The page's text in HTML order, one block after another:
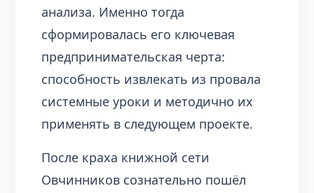
анализа. Именно тогда
сформировалась его ключевая
предпринимательская черта:
способность извлекать из провала
системные уроки и методично их
применять в следующем проекте.
После краха книжной сети
Овчинников сознательно пошёл